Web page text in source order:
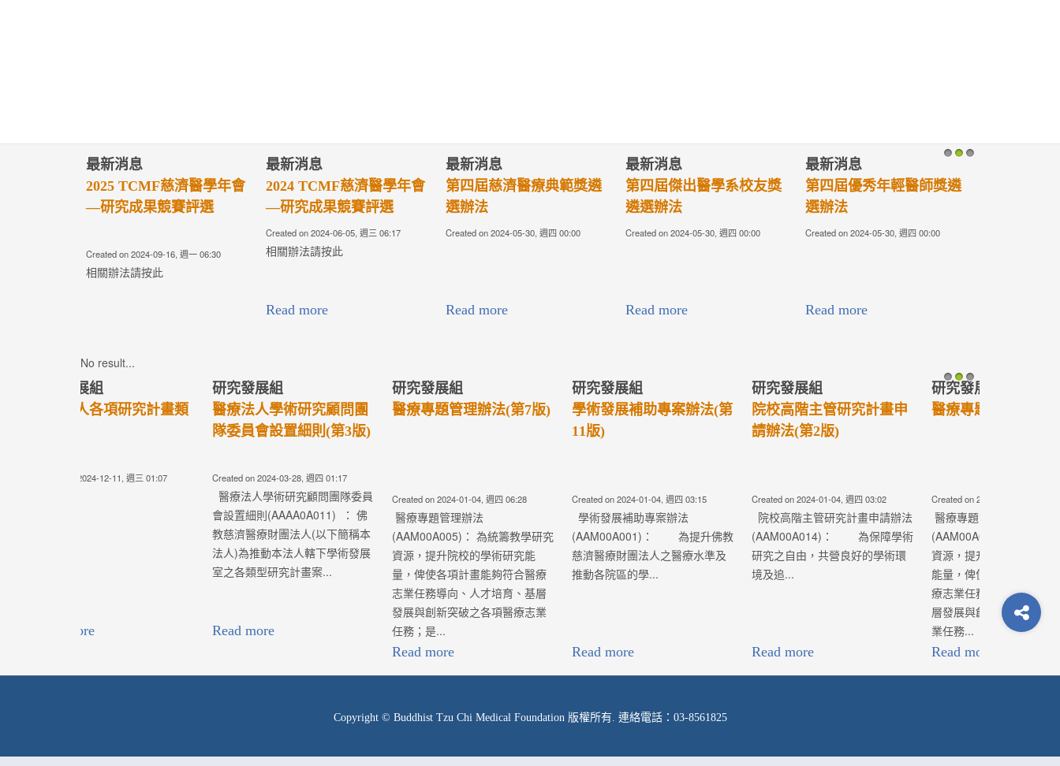
最新消息
2024 TCMF慈濟醫學年會
—研究成果競賽評選
相關辦法請按此
最新消息
第四屆慈濟醫療典範獎遴
選辦法
Created on 2024-05-30, 週四 00:00
Read more
最新消息
第四屆傑出醫學系校友獎
遴選辦法
Created on 2024-05-30, 週四 00:00
Read more
最新消息
第四屆優秀年輕醫師獎遴
選辦法
Created on 2024-05-30, 週四 00:00
Read more
最新消息
2023TCMF慈濟醫學年會-
歡迎您
Created on 2023-10-30, 週一 08:05
Read more
1 2 3
醫療專題管理辦法(第7版)
Created on 2024-01-04, 週四 06:28
(AAM00A005)： 為統籌教學研究
資源，提升院校的學術研究能
量，俾使各項計畫能夠符合醫療
志業任務導向、人才培育、基層
Read more
學術發展補助專案辦法(第
11版)
Created on 2024-01-04, 週四 03:15
學術發展補助專案辦法
(AAM00A001)： 為提升佛教
慈濟醫療財團法人之醫療水準及
推動各院區的學...
Read more
院校高階主管研究計畫申
請辦法(第2版)
院校高階主管研究計畫申請辦法
(AAM00A014)： 為保障學術
研究之自由，共營良好的學術環
境及追...
醫療專題管理辦法(第4版)
醫療專題管理辦法
(AAM00A005)： 為統籌教學研究
資源，提升七院二校的學術研究
能量，俾使各項計畫能夠符合醫
療志業任務導向、人才培育、基
醫療法人學術發展室【110
年度各類型研究計畫】即
日起開始徵求，收件截止
新增： 特色醫療發展計畫、優良
研究計畫、跨院區合作計畫、中
西醫整合研究計畫之團隊負責人
(計畫主持人)，必須在提交計畫時
同時有一篇一年內與計畫研究主
Copyright © Buddhist Tzu Chi Medical Foundation 版權所有. 連絡電話：03-8561825